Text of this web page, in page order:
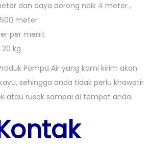
dan daya dorong naik 4 meter ,
meter
per menit
kg
Pompa Air yang kami kirim akan
sehingga anda tidak perlu khawatir
atau rusak sampai di tempat anda.